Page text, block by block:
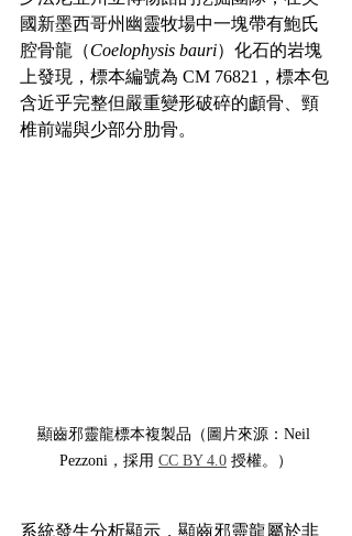
國新墨西哥州幽靈牧場中一塊帶有鮑氏
腔骨龍（Coelophysis bauri）化石的岩塊
上發現，標本編號為 CM 76821，標本包
含近乎完整但嚴重變形破碎的顱骨、頸
椎前端與少部分肋骨。
顯齒邪靈龍標本複製品（圖片來源：Neil
Pezzoni，採用 CC BY 4.0 授權。）
系統發生分析顯示，顯齒邪靈龍屬於非